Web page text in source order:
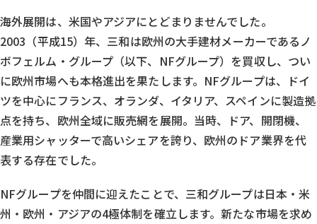
海外展開は、米国やアジアにとどまりませんでした。
2003（平成15）年、三和は欧州の大手建材メーカーであるノ
ボフェルム・グループ（以下、NFグループ）を買収し、つい
に欧州市場へも本格進出を果たします。NFグループは、ドイ
ツを中心にフランス、オランダ、イタリア、スペインに製造拠
点を持ち、欧州全域に販売網を展開。当時、ドア、開閉機、
産業用シャッターで高いシェアを誇り、欧州のドア業界を代
表する存在でした。
NFグループを仲間に迎えたことで、三和グループは日本・米
州・欧州・アジアの4極体制を確立します。新たな市場を求め